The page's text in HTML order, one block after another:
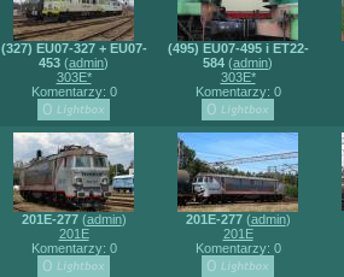
(327) EU07-327 + EU07-
453 (admin)
303E*
Komentarzy: 0
(495) EU07-495 i ET22-
584 (admin)
303E*
Komentarzy: 0
201E-277(admin)
201E
Komentarzy: 0
201E-277(admin)
201E
Komentarzy: 0